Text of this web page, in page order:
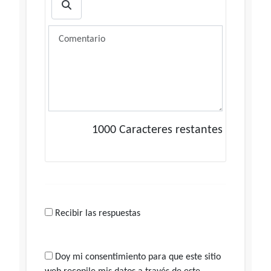
1000 Caracteres restantes
Recibir las respuestas
Doy mi consentimiento para que este sitio